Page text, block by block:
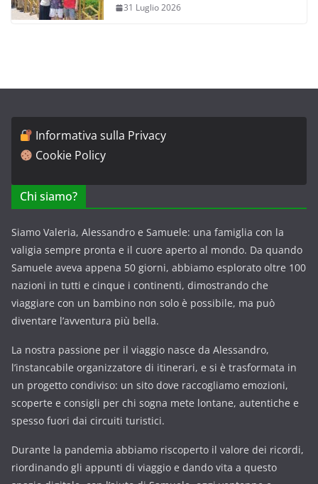
31 Luglio 2026
Informativa sulla Privacy
Cookie Policy
Chi siamo?
Siamo Valeria, Alessandro e Samuele: una famiglia con la
valigia sempre pronta e il cuore aperto al mondo. Da quando
Samuele aveva appena 50 giorni, abbiamo esplorato oltre 100
nazioni in tutti e cinque i continenti, dimostrando che
viaggiare con un bambino non solo è possibile, ma può
diventare l’avventura più bella.
La nostra passione per il viaggio nasce da Alessandro,
l’instancabile organizzatore di itinerari, e si è trasformata in
un progetto condiviso: un sito dove raccogliamo emozioni,
scoperte e consigli per chi sogna mete lontane, autentiche e
spesso fuori dai circuiti turistici.
Durante la pandemia abbiamo riscoperto il valore dei ricordi,
riordinando gli appunti di viaggio e dando vita a questo